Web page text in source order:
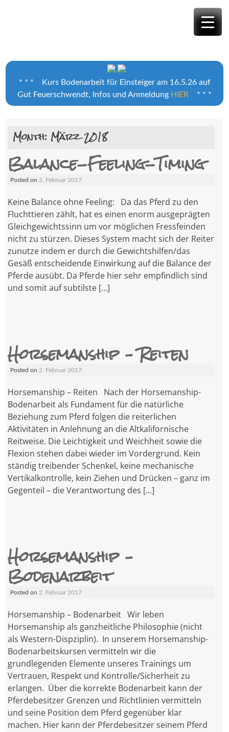
Horsemanship
Training
* * * Kurs Bodenarbeit für Einsteiger am 16.5.26 auf
Gut Feuerschwendt, Infos und Anmeldung HIER * * *
Month: März 2018
Balance-Feeling-Timing
Posted on 2. Februar 2017
Keine Balance ohne Feeling: Da das Pferd zu den
Fluchttieren zählt, hat es einen enorm ausgeprägten
Gleichgewichtssinn um vor möglichen Fressfeinden
nicht zu stürzen. Dieses System macht sich der Reiter
zunutze indem er durch die Gewichtshilfen/das
Gesäß entscheidende Einwirkung auf die Balance der
Pferde ausübt. Da Pferde hier sehr empfindlich sind
und somit auf subtilste […]
Horsemanship – Reiten
Posted on 2. Februar 2017
Horsemanship – Reiten Nach der Horsemanship-
Bodenarbeit als Fundament für die natürliche
Beziehung zum Pferd folgen die reiterlichen
Aktivitäten in Anlehnung an die Altkalifornische
Reitweise. Die Leichtigkeit und Weichheit sowie die
Flexion stehen dabei wieder im Vordergrund. Kein
ständig treibender Schenkel, keine mechanische
Vertikalkontrolle, kein Ziehen und Drücken – ganz im
Gegenteil – die Verantwortung des […]
Horsemanship –
Bodenarbeit
Posted on 2. Februar 2017
Horsemanship – Bodenarbeit Wir leben
Horsemanship als ganzheitliche Philosophie (nicht
als Western-Dispziplin). In unserem Horsemanship-
Bodenarbeitskursen vermitteln wir die
grundlegenden Elemente unseres Trainings um
Vertrauen, Respekt und Kontrolle/Sicherheit zu
erlangen. Über die korrekte Bodenarbeit kann der
Pferdebesitzer Grenzen und Richtlinien vermitteln
und seine Position dem Pferd gegenüber klar
machen. Hier kann der Pferdebesitzer seinem Pferd